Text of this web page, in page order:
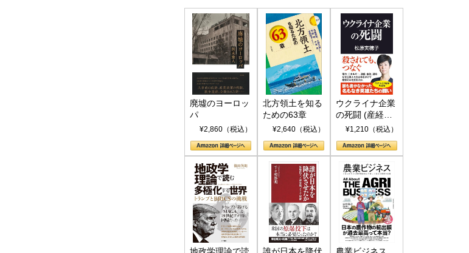
廃墟のヨーロッ
パ
¥2,860（税込）
北方領土を知る
ための63章
¥2,640（税込）
ウクライナ企業
の死闘 (産経セ
レクト S 039)
¥1,210（税込）
地政学理論で読 誰が日本を降伏 農業ビジネス